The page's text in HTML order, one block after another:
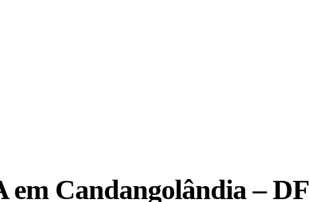
em Candangolândia – DF